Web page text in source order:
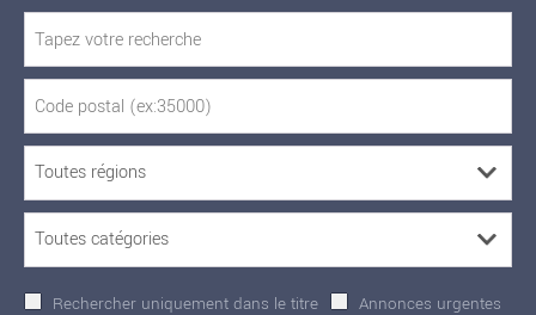
Rechercher uniquement dans le titre Annonces urgentes